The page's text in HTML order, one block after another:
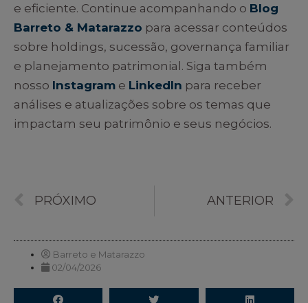
e eficiente. Continue acompanhando o Blog
Barreto & Matarazzo para acessar conteúdos
sobre holdings, sucessão, governança familiar
e planejamento patrimonial. Siga também
nosso Instagram e LinkedIn para receber
análises e atualizações sobre os temas que
impactam seu patrimônio e seus negócios.
PRÓXIMO ANTERIOR
Barreto e Matarazzo
02/04/2026